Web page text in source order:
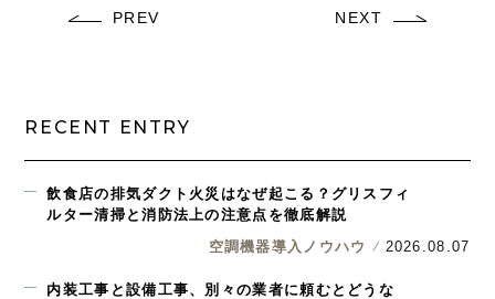
PREV NEXT
RECENT ENTRY
飲食店の排気ダクト火災はなぜ起こる？グリスフィ
ルター清掃と消防法上の注意点を徹底解説
空調機器導入ノウハウ
2026.08.07
内装工事と設備工事、別々の業者に頼むとどうな